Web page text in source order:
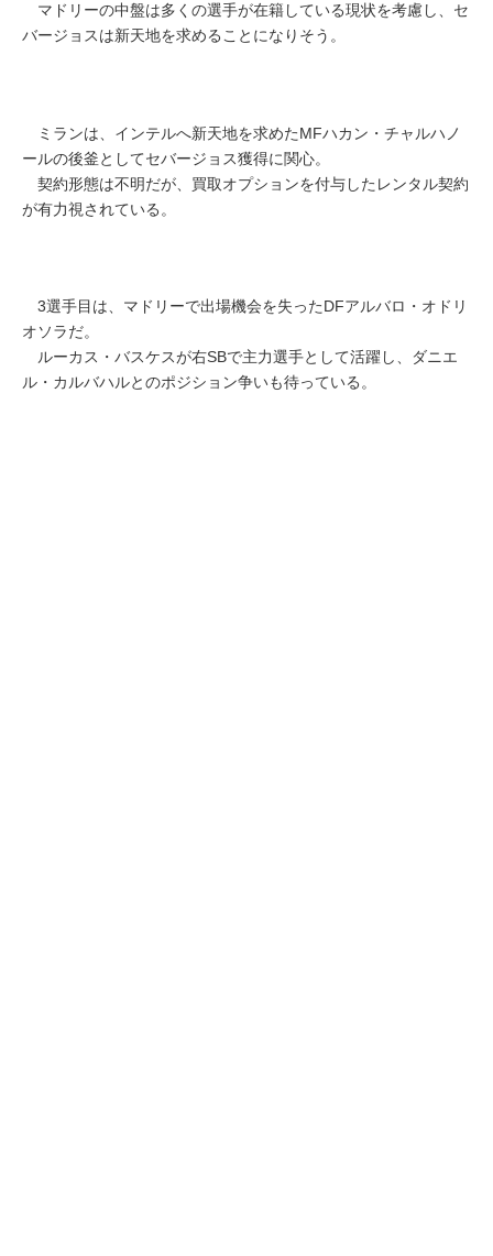
マドリーの中盤は多くの選手が在籍している現状を考慮し、セ
バージョスは新天地を求めることになりそう。
ミランは、インテルへ新天地を求めたMFハカン・チャルハノ
ールの後釜としてセバージョス獲得に関心。
契約形態は不明だが、買取オプションを付与したレンタル契約
が有力視されている。
3選手目は、マドリーで出場機会を失ったDFアルバロ・オドリ
オソラだ。
ルーカス・バスケスが右SBで主力選手として活躍し、ダニエ
ル・カルバハルとのポジション争いも待っている。